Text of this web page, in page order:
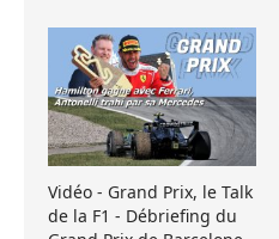
Vidéo - Grand Prix, le Talk
de la F1 - Débriefing du